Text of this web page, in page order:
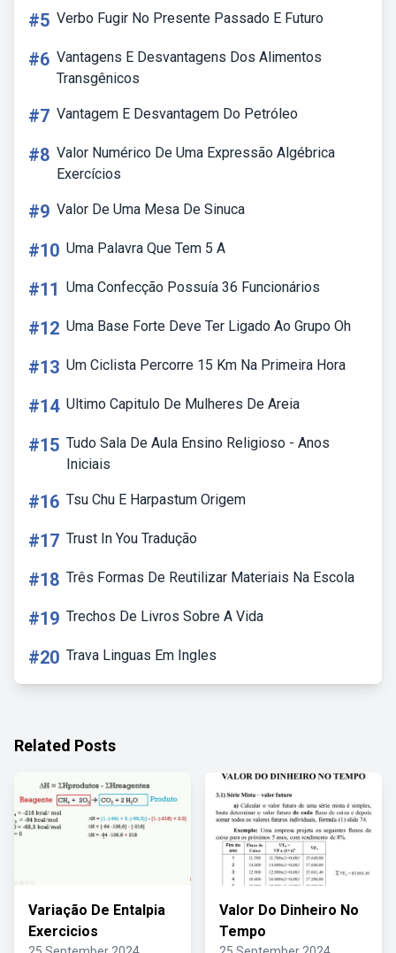
#5 Verbo Fugir No Presente Passado E Futuro
#6 Vantagens E Desvantagens Dos Alimentos
Transgênicos
#7 Vantagem E Desvantagem Do Petróleo
#8 Valor Numérico De Uma Expressão Algébrica
Exercícios
#9 Valor De Uma Mesa De Sinuca
#10 Uma Palavra Que Tem 5 A
#11 Uma Confecção Possuía 36 Funcionários
#12 Uma Base Forte Deve Ter Ligado Ao Grupo Oh
#13 Um Ciclista Percorre 15 Km Na Primeira Hora
#14 Ultimo Capitulo De Mulheres De Areia
#15 Tudo Sala De Aula Ensino Religioso - Anos
Iniciais
#16 Tsu Chu E Harpastum Origem
#17 Trust In You Tradução
#18 Três Formas De Reutilizar Materiais Na Escola
#19 Trechos De Livros Sobre A Vida
#20 Trava Linguas Em Ingles
Related Posts
Variação De Entalpia
Exercicios
Valor Do Dinheiro No
Tempo